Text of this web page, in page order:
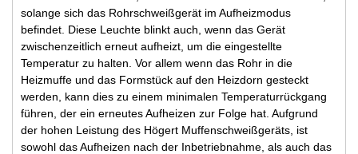
solange sich das Rohrschweißgerät im Aufheizmodus
befindet. Diese Leuchte blinkt auch, wenn das Gerät
zwischenzeitlich erneut aufheizt, um die eingestellte
Temperatur zu halten. Vor allem wenn das Rohr in die
Heizmuffe und das Formstück auf den Heizdorn gesteckt
werden, kann dies zu einem minimalen Temperaturrückgang
führen, der ein erneutes Aufheizen zur Folge hat. Aufgrund
der hohen Leistung des Högert Muffenschweißgeräts, ist
sowohl das Aufheizen nach der Inbetriebnahme, als auch das